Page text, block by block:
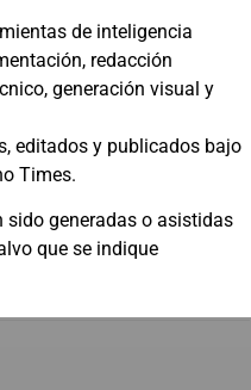
de inteligencia
redacción
generación visual y
editados y publicados bajo
Times.
sido generadas o asistidas
que se indique